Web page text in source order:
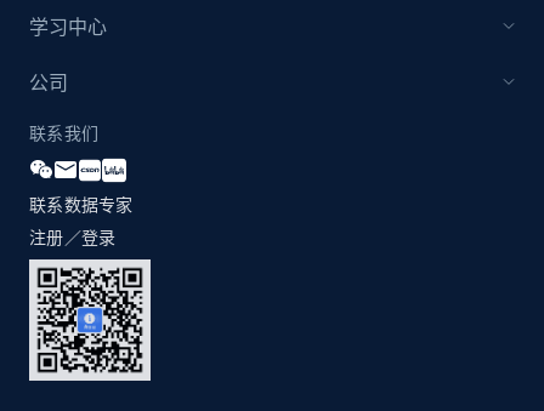
学习中心
公司
联系我们
联系数据专家
注册／登录